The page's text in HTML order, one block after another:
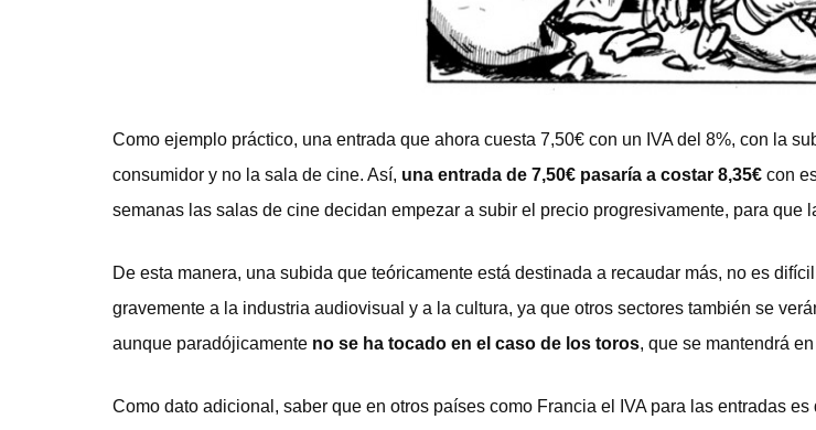
Como ejemplo práctico, una entrada que ahora cuesta 7,50€ con un IVA del 8%, con la
consumidor y no la sala de cine. Así, una entrada de 7,50€ pasaría a costar 8,35€ con
semanas las salas de cine decidan empezar a subir el precio progresivamente, para
De esta manera, una subida que teóricamente está destinada a recaudar más, no es
gravemente a la industria audiovisual y a la cultura, ya que otros sectores también se
aunque paradójicamente no se ha tocado en el caso de los toros, que se mantendrá
Como dato adicional, saber que en otros países como Francia el IVA para las entradas